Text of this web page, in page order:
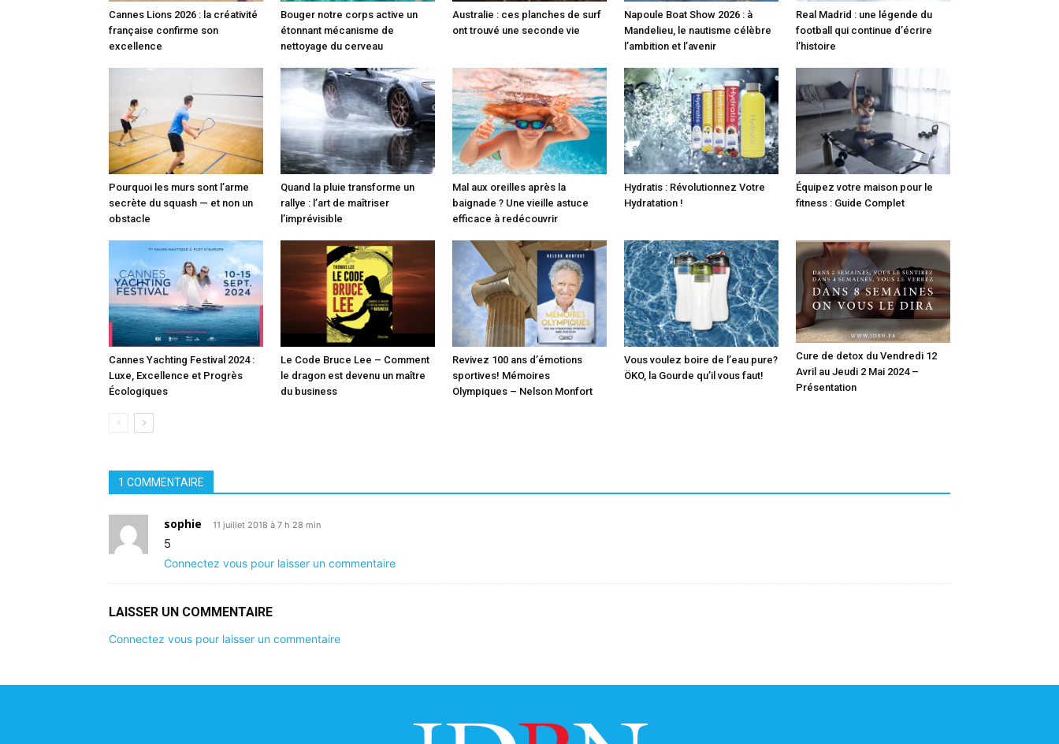
Cannes Lions 2026 : la créativité
française confirme son
excellence
Bouger notre corps active un
étonnant mécanisme de
nettoyage du cerveau
Australie : ces planches de surf
ont trouvé une seconde vie
Napoule Boat Show 2026 : à
Mandelieu, le nautisme célèbre
l’ambition et l’avenir
Real Madrid : une légende du
football qui continue d’écrire
l’histoire
Pourquoi les murs sont l’arme
secrète du squash — et non un
obstacle
Quand la pluie transforme un
rallye : l’art de maîtriser
l’imprévisible
Mal aux oreilles après la
baignade ? Une vieille astuce
efficace à redécouvrir
Hydratis : Révolutionnez Votre
Hydratation !
Équipez votre maison pour le
fitness : Guide Complet
Cannes Yachting Festival 2024 :
Luxe, Excellence et Progrès
Écologiques
Le Code Bruce Lee – Comment
le dragon est devenu un maître
du business
Revivez 100 ans d’émotions
sportives! Mémoires
Olympiques – Nelson Monfort
Vous voulez boire de l’eau pure?
ÖKO, la Gourde qu’il vous faut!
Cure de detox du Vendredi 12
Avril au Jeudi 2 Mai 2024 –
Présentation
1 COMMENTAIRE
sophie 11 juillet 2018 à 7 h 28 min
5
Connectez vous pour laisser un commentaire
LAISSER UN COMMENTAIRE
Connectez vous pour laisser un commentaire